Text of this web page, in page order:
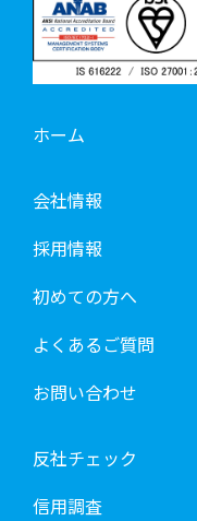
ホーム
会社情報
採用情報
初めての方へ
よくあるご質問
お問い合わせ
反社チェック
信用調査